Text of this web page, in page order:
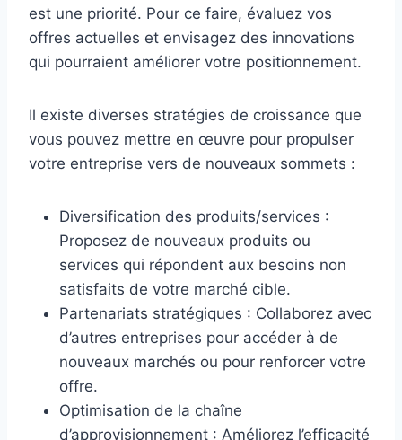
est une priorité. Pour ce faire, évaluez vos
offres actuelles et envisagez des innovations
qui pourraient améliorer votre positionnement.
Il existe diverses stratégies de croissance que
vous pouvez mettre en œuvre pour propulser
votre entreprise vers de nouveaux sommets :
Diversification des produits/services :
Proposez de nouveaux produits ou
services qui répondent aux besoins non
satisfaits de votre marché cible.
Partenariats stratégiques : Collaborez avec
d’autres entreprises pour accéder à de
nouveaux marchés ou pour renforcer votre
offre.
Optimisation de la chaîne
d’approvisionnement : Améliorez l’efficacité